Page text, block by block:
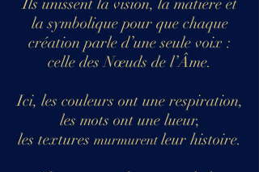
Ils unissent la vision, la matière et
la symbolique pour que chaque
création parle d’une seule voix :
celle des Nœuds de l’Âme.
Ici, les couleurs ont une respiration,
les mots ont une lueur,
les textures murmurentleur histoire.